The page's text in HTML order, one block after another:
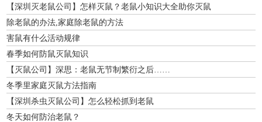
司【深圳灭老鼠公司】怎样灭鼠？老鼠小知识大全助你灭鼠
除老鼠的办法,家庭除老鼠的方法
害鼠有什么活动规律
春季如何防鼠灭鼠知识
【灭鼠公司】深思：老鼠无节制繁衍之后……
冬季里家庭灭鼠方法指南
【深圳杀虫灭鼠公司】怎么轻松抓到老鼠
冬天如何防治老鼠？